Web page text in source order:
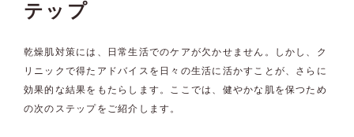
テップ
乾燥肌対策には、日常生活でのケアが欠かせません。しかし、ク
リニックで得たアドバイスを日々の生活に活かすことが、さらに
効果的な結果をもたらします。ここでは、健やかな肌を保つため
の次のステップをご紹介します。